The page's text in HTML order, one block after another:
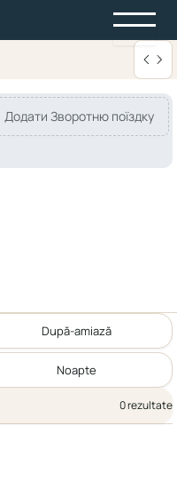
Додати Зворотню поїздку
După-amiază
Noapte
0 rezultate